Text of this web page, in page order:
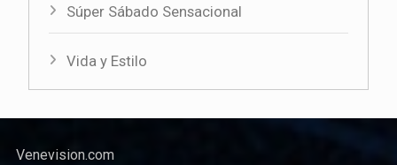
Súper Sábado Sensacional
Vida y Estilo
Venevision.com